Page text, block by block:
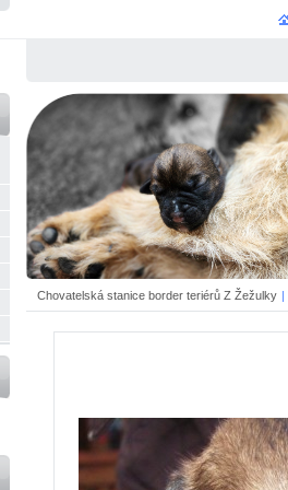
Chovatelská stanice border teriérů Z Žežulky |